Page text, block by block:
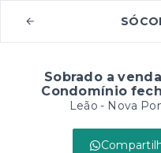
Sobrado a
Condomínio
Leão - Nova